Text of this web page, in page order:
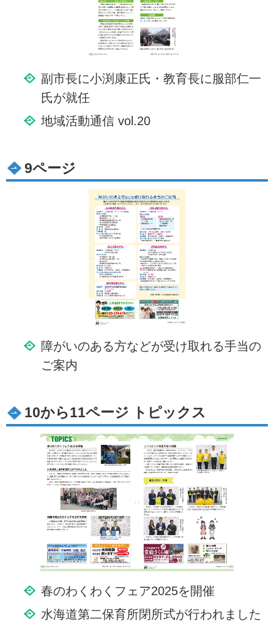
副市長に小渕康正氏・教育長に服部仁一
氏が就任
地域活動通信 vol.20
9ページ
障がいのある方などが受け取れる手当の
ご案内
10から11ページ トピックス
春のわくわくフェア2025を開催
水海道第二保育所閉所式が行われました